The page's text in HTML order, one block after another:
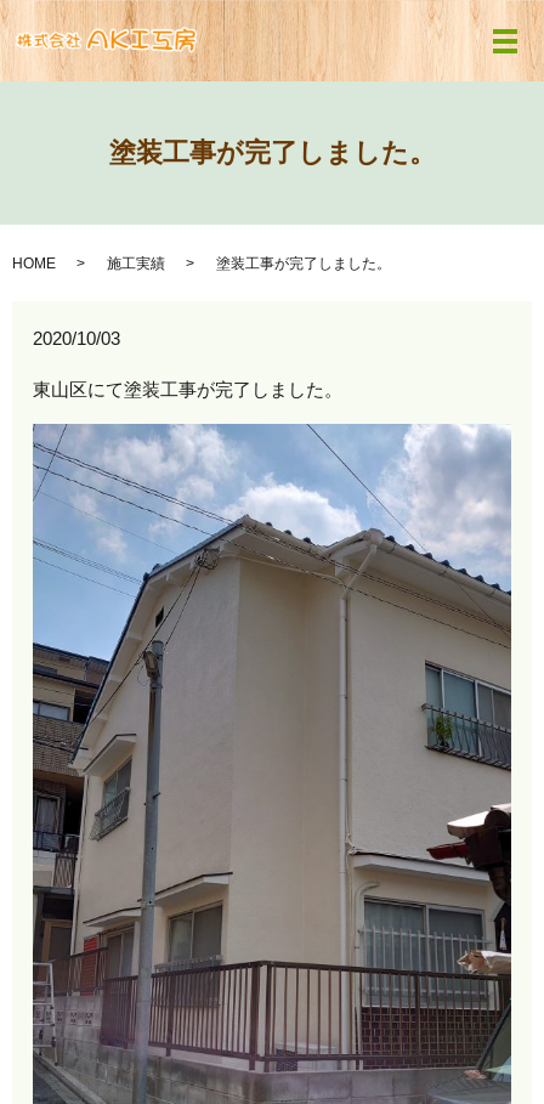
メ
塗装工事が完了しました。
HOME 施工実績 塗装工事が完了しました。
2020/10/03
東山区にて塗装工事が完了しました。